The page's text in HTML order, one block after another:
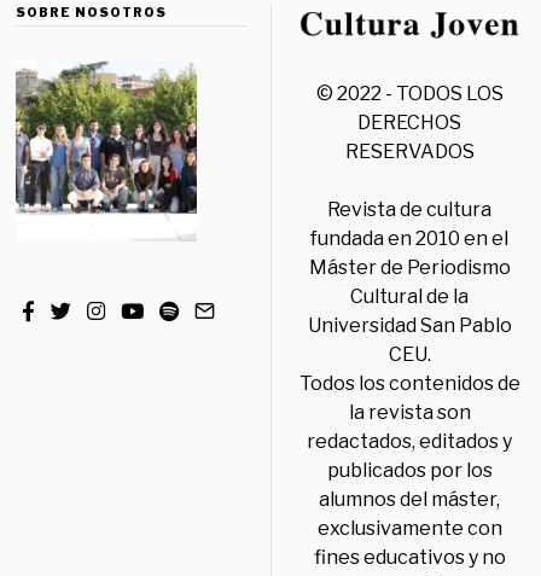
SOBRE NOSOTROS
© 2022 - TODOS LOS
DERECHOS
RESERVADOS
Revista de cultura
fundada en 2010 en el
Máster de Periodismo
Cultural de la
Universidad San Pablo
CEU.
Todos los contenidos de
la revista son
redactados, editados y
publicados por los
alumnos del máster,
exclusivamente con
fines educativos y no